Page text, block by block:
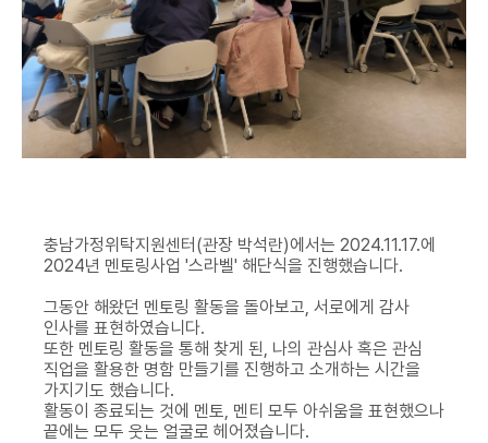
충남가정위탁지원센터(관장 박석란)에서는 2024.11.17.에
2024년 멘토링사업 '스라벨' 해단식을 진행했습니다.
그동안 해왔던 멘토링 활동을 돌아보고, 서로에게 감사
인사를 표현하였습니다.
또한 멘토링 활동을 통해 찾게 된, 나의 관심사 혹은 관심
직업을 활용한 명함 만들기를 진행하고 소개하는 시간을
가지기도 했습니다.
활동이 종료되는 것에 멘토, 멘티 모두 아쉬움을 표현했으나
끝에는 모두 웃는 얼굴로 헤어졌습니다.